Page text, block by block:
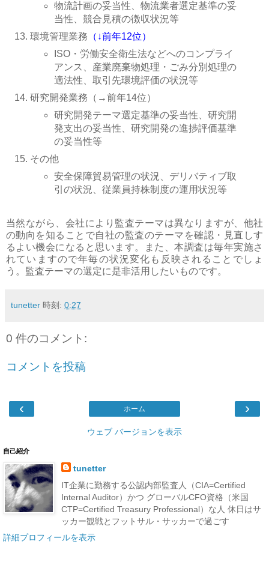
物流計画の妥当性、物流業者選定基準の妥
当性、競合見積の徴収状況等
環境管理業務 （↓前年12位）
ISO・労働安全衛生法などへのコンプライ
アンス、産業廃棄物処理・ごみ分別処理の
適法性、取引先環境評価の状況等
研究開発業務（→前年14位）
研究開発テーマ選定基準の妥当性、研究開
発支出の妥当性、研究開発の進捗評価基準
の妥当性等
その他
安全保障貿易管理の状況、デリバティブ取
引の状況、従業員持株制度の運用状況等
当然ながら、会社により監査テーマは異なりますが、他社
の動向を知ることで自社の監査のテーマを確認・見直しす
るよい機会になると思います。また、本調査は毎年実施さ
れていますので年毎の状況変化も反映されることでしょ
う。監査テーマの選定に是非活用したいものです。
tunetter 時刻: 0:27
0 件のコメント:
コメントを投稿
‹ ›
ホーム
ウェブ バージョンを表示
自己紹介
tunetter
IT企業に勤務する公認内部監査人（CIA=Certified
Internal Auditor）かつ グローバルCFO資格（米国
CTP=Certified Treasury Professional）な人 休日はサ
ッカー観戦とフットサル・サッカーで過ごす
詳細プロフィールを表示